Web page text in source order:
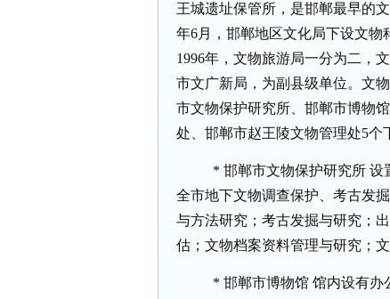
王城遗址保管所，是邯郸最早的
年6月，邯郸地区文化局下设文物
1996年，文物旅游局一分为二，
市文广新局，为副县级单位。文
市文物保护研究所、邯郸市博物
处、邯郸市赵王陵文物管理处5个
*邯郸市文物保护研究所 设
全市地下文物调查保护、考古发
与方法研究；考古发掘与研究；
估；文物档案资料管理与研究；
*邯郸市博物馆 馆内设有办